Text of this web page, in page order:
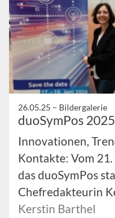
26.05.25 – Bildergalerie
duoSymPos
Innovationen,
Kontakte: Vom
das duoSymPos
Chefredakteurin
Kerstin Barthel